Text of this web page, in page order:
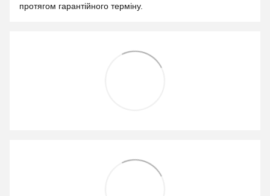
протягом гарантійного терміну.